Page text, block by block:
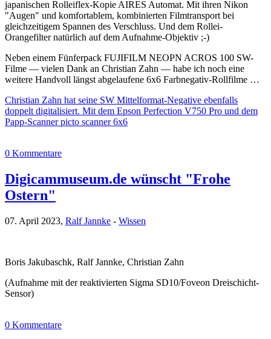
japanischen Rolleiflex-Kopie AIRES Automat. Mit ihren Nikon
"Augen" und komfortablem, kombinierten Filmtransport bei
gleichzeitigem Spannen des Verschluss. Und dem Rollei-
Orangefilter natürlich auf dem Aufnahme-Objektiv ;-)
Neben einem Fünferpack FUJIFILM NEOPN ACROS 100 SW-
Filme — vielen Dank an Christian Zahn — habe ich noch eine
weitere Handvoll längst abgelaufene 6x6 Farbnegativ-Rollfilme …
Christian Zahn hat seine SW Mittelformat-Negative ebenfalls
doppelt digitalisiert. Mit dem Epson Perfection V750 Pro und dem
Papp-Scanner picto scanner 6x6
0 Kommentare
Digicammuseum.de wünscht "Frohe
Ostern"
07. April 2023, Ralf Jannke - Wissen
Boris Jakubaschk, Ralf Jannke, Christian Zahn
(Aufnahme mit der reaktivierten Sigma SD10/Foveon Dreischicht-
Sensor)
0 Kommentare